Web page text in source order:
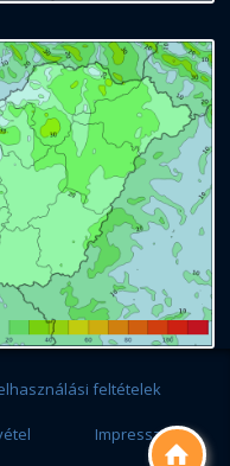

feltételek
Impresszum